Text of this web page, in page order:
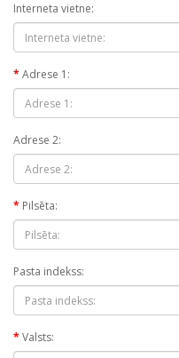
Interneta vietne:
Adrese 1:
Adrese 2:
Pilsēta:
Pasta indekss:
Valsts: